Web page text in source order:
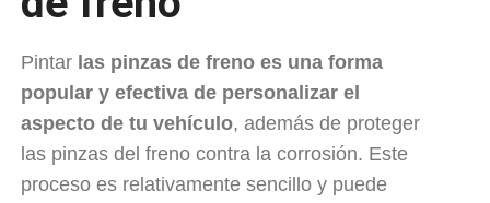
Pintar las pinzas de freno es una forma
popular y efectiva de personalizar el
aspecto de tu vehículo, además de proteger
las pinzas del freno contra la corrosión. Este
proceso es relativamente sencillo y puede